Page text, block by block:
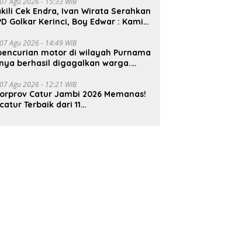
Cek Endra, Ivan Wirata Serahkan
Golkar Kerinci, Boy Edwar : Kami
Agu 2026 - 14:49 WIB
motor di wilayah Purnama
berhasil digagalkan warga.
Agu 2026 - 12:21 WIB
Catur Jambi 2026 Memanas!
Terbaik dari 11